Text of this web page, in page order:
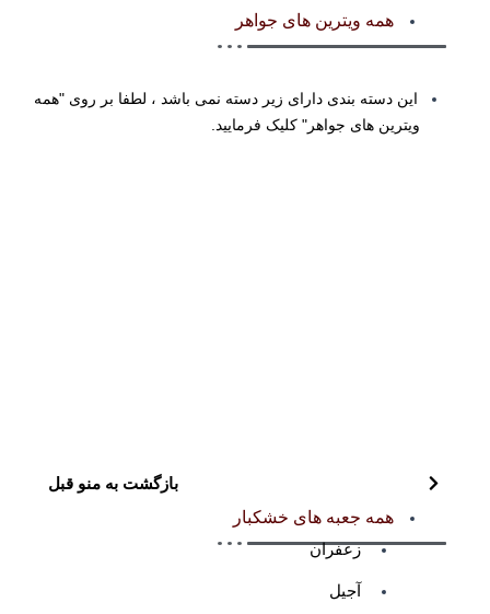
همه ویترین های جواهر
این دسته بندی دارای زیر دسته نمی باشد ، لطفا بر روی "همه
ویترین های جواهر" کلیک فرمایید.
بازگشت به منو قبل
همه جعبه های خشکبار
زعفران
آجیل